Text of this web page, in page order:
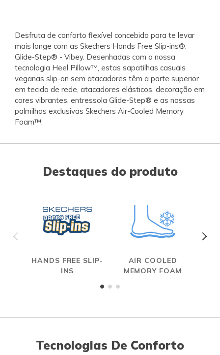
Desfruta de conforto flexível concebido para te levar
mais longe com as Skechers Hands Free Slip-ins®:
Glide-Step® - Vibey. Desenhadas com a nossa
tecnologia Heel Pillow™, estas sapatilhas casuais
veganas slip-on sem atacadores têm a parte superior
em tecido de rede, atacadores elásticos, decoração em
cores vibrantes, entressola Glide-Step® e as nossas
palmilhas exclusivas Skechers Air-Cooled Memory
Foam™.
Destaques do produto
HANDS FREE SLIP-
INS
AIR COOLED
MEMORY FOAM
Tecnologias De Conforto